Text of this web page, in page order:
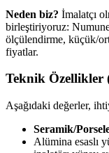
Neden biz? İmalatçı
birleştiriyoruz:
ölçülendirme, küçük/
fiyatlar.
Teknik Özellikler
Aşağıdaki değerler,
Seramik/
Alümina esaslı